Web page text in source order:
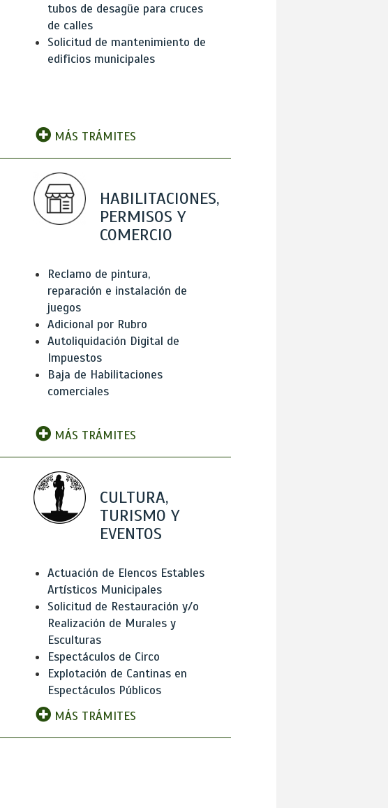
tubos de desagüe para cruces
de calles
Solicitud de mantenimiento de
edificios municipales
MÁS TRÁMITES
HABILITACIONES,
PERMISOS Y
COMERCIO
Reclamo de pintura,
reparación e instalación de
juegos
Adicional por Rubro
Autoliquidación Digital de
Impuestos
Baja de Habilitaciones
comerciales
MÁS TRÁMITES
CULTURA,
TURISMO Y
EVENTOS
Actuación de Elencos Estables
Artísticos Municipales
Solicitud de Restauración y/o
Realización de Murales y
Esculturas
Espectáculos de Circo
Explotación de Cantinas en
Espectáculos Públicos
MÁS TRÁMITES